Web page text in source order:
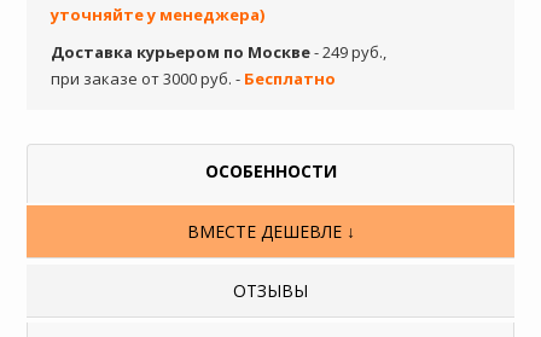
уточняйте у менеджера)
Доставка курьером по Москве- 249 руб.,
при заказе от 3000 руб. - Бесплатно
ОСОБЕННОСТИ
ВМЕСТЕ ДЕШЕВЛЕ ↓
ОТЗЫВЫ